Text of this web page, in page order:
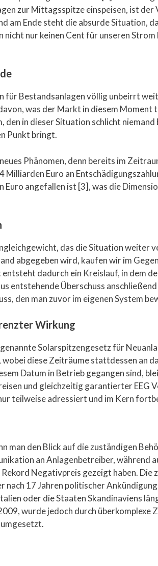
zur Mittagsspitze einspeisen, ist
am Ende steht die absurde Situation,
nur keinen Cent für unseren
für Bestandsanlagen völlig unbeirrt
was der Markt in diesem
in dieser Situation schlicht
Punkt bringt.
Phänomen, denn bereits im
Euro an
angefallen ist [3], was die
das die Situation weiter
abgegeben wird, kaufen wir im
dadurch ein Kreislauf, in dem
entstehende Überschuss
den man zuvor im eigenen System
Wirkung
Solarspitzengesetz für
diese Zeiträume stattdessen an
Datum in Betrieb gegangen sind,
und gleichzeitig garantierter
teilweise adressiert und im Kern
man den Blick auf die zuständigen
an Anlagenbetreiber, während
Negativpreis gezeigt haben. Die
nach 17 Jahren politischer
oder die Staaten Skandinaviens
wurde jedoch durch